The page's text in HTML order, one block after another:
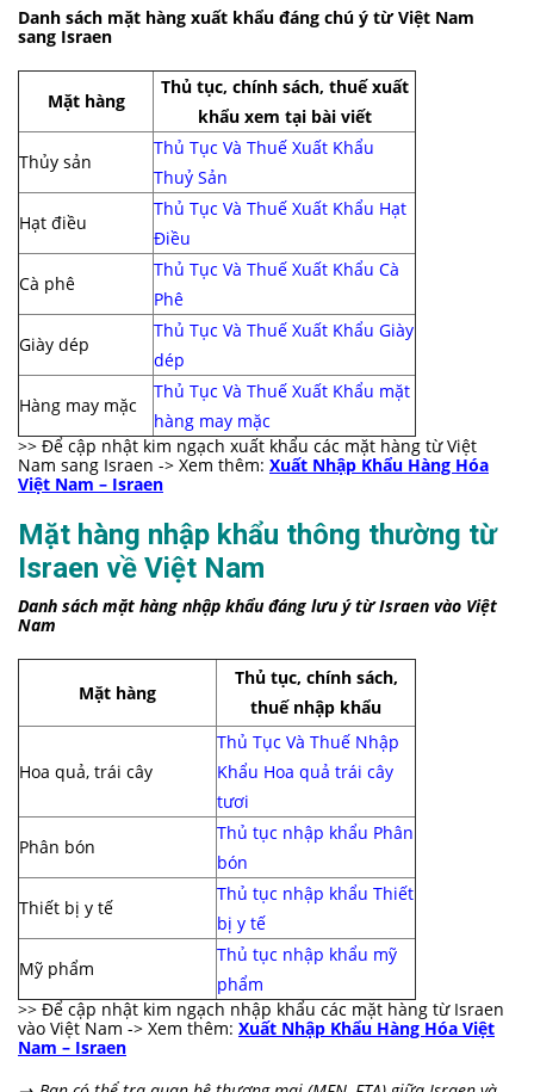
Danh sách mặt hàng xuất khẩu đáng chú ý từ Việt Nam
sang Israen
Mặt hàng
Thủ tục, chính sách, thuế xuất
khẩu xem tại bài viết
Thủy sản
Thủ Tục Và Thuế Xuất Khẩu
Thuỷ Sản
Hạt điều
Thủ Tục Và Thuế Xuất Khẩu Hạt
Điều
Cà phê
Thủ Tục Và Thuế Xuất Khẩu Cà
Phê
Giày dép
Thủ Tục Và Thuế Xuất Khẩu Giày
dép
Hàng may mặc
Thủ Tục Và Thuế Xuất Khẩu mặt
hàng may mặc
>> Để cập nhật kim ngạch xuất khẩu các mặt hàng từ Việt
Nam sang Israen -> Xem thêm: Xuất Nhập Khẩu Hàng Hóa
Việt Nam – Israen
Mặt hàng nhập khẩu thông thường từ
Israen về Việt Nam
Danh sách mặt hàng nhập khẩu đáng lưu ý từ Israen vào Việt
Nam
Mặt hàng
Thủ tục, chính sách,
thuế nhập khẩu
Hoa quả, trái cây
Thủ Tục Và Thuế Nhập
Khẩu Hoa quả trái cây
tươi
Phân bón
Thủ tục nhập khẩu Phân
bón
Thiết bị y tế
Thủ tục nhập khẩu Thiết
bị y tế
Mỹ phẩm
Thủ tục nhập khẩu mỹ
phẩm
>> Để cập nhật kim ngạch nhập khẩu các mặt hàng từ Israen
vào Việt Nam -> Xem thêm: Xuất Nhập Khẩu Hàng Hóa Việt
Nam – Israen